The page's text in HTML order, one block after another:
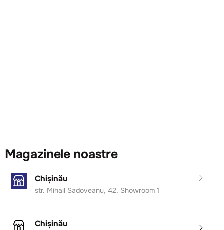
Magazinele noastre
Chișinău
str. Mihail Sadoveanu, 42, Showroom 1
Chișinău